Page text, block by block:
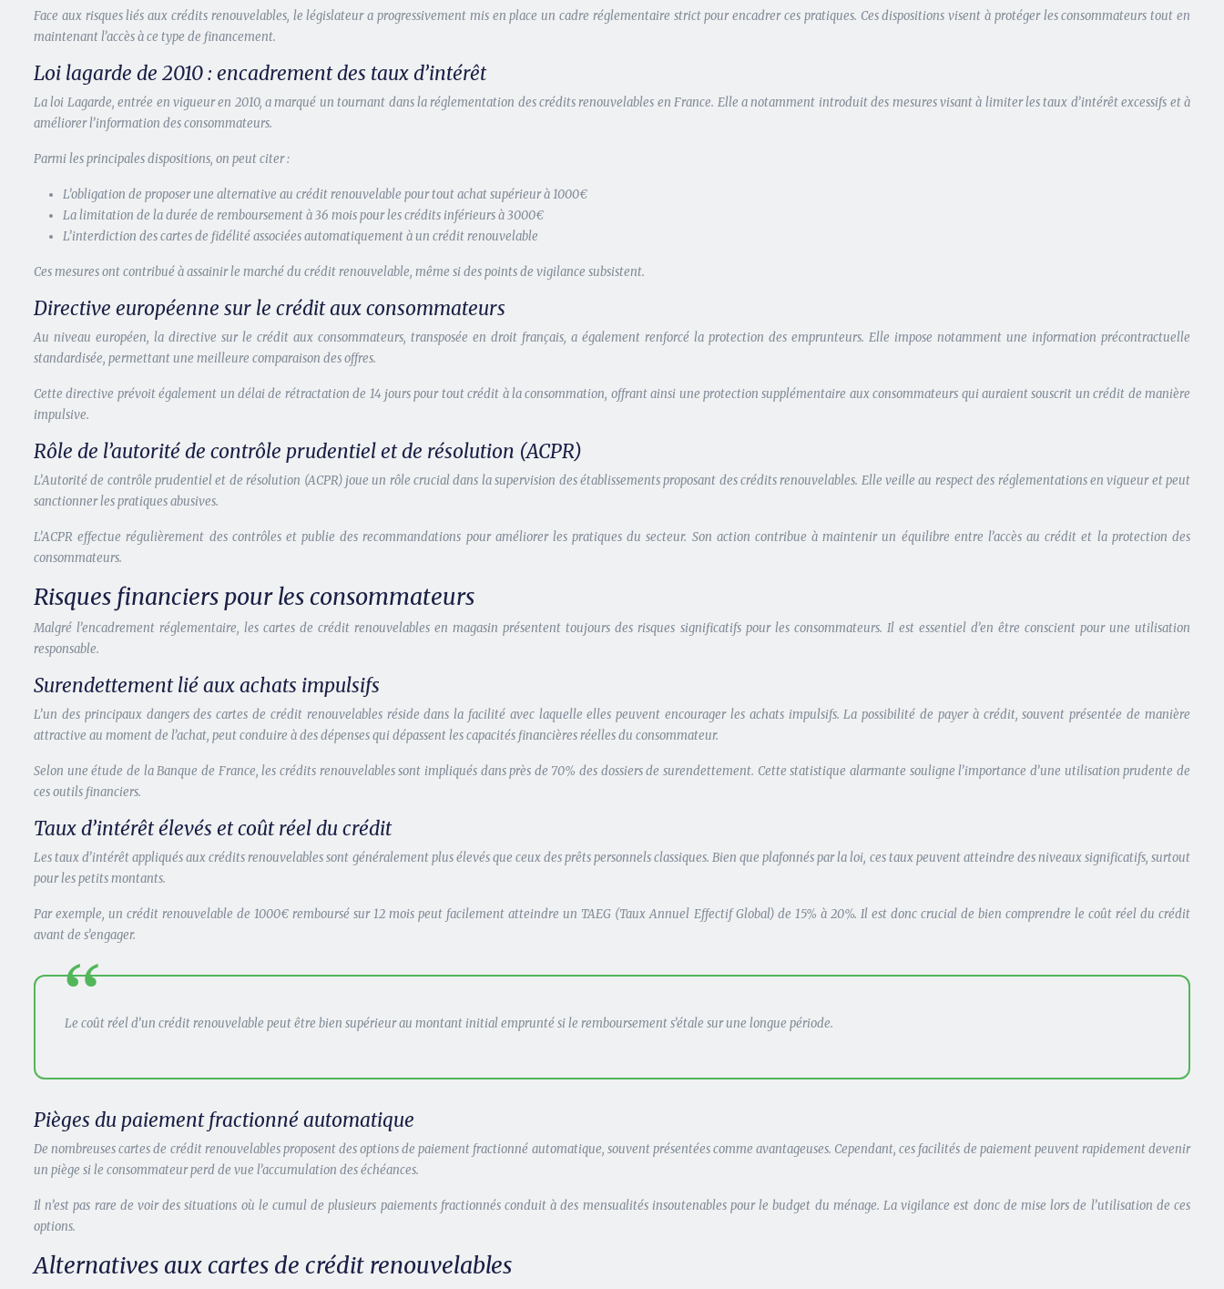
Face aux risques liés aux crédits renouvelables, le législateur a progressivement mis en place un cadre réglementaire strict pour encadrer ces pratiques. Ces dispositions visent à protéger les consommateurs tout en
maintenant l’accès à ce type de financement.
Loi lagarde de 2010 : encadrement des taux d’intérêt
La loi Lagarde, entrée en vigueur en 2010, a marqué un tournant dans la réglementation des crédits renouvelables en France. Elle a notamment introduit des mesures visant à limiter les taux d’intérêt excessifs et à
améliorer l’information des consommateurs.
Parmi les principales dispositions, on peut citer :
L’obligation de proposer une alternative au crédit renouvelable pour tout achat supérieur à 1000€
La limitation de la durée de remboursement à 36 mois pour les crédits inférieurs à 3000€
L’interdiction des cartes de fidélité associées automatiquement à un crédit renouvelable
Ces mesures ont contribué à assainir le marché du crédit renouvelable, même si des points de vigilance subsistent.
Directive européenne sur le crédit aux consommateurs
Au niveau européen, la directive sur le crédit aux consommateurs, transposée en droit français, a également renforcé la protection des emprunteurs. Elle impose notamment une information précontractuelle
standardisée, permettant une meilleure comparaison des offres.
Cette directive prévoit également un délai de rétractation de 14 jours pour tout crédit à la consommation, offrant ainsi une protection supplémentaire aux consommateurs qui auraient souscrit un crédit de manière
impulsive.
Rôle de l’autorité de contrôle prudentiel et de résolution (ACPR)
L’Autorité de contrôle prudentiel et de résolution (ACPR) joue un rôle crucial dans la supervision des établissements proposant des crédits renouvelables. Elle veille au respect des réglementations en vigueur et peut
sanctionner les pratiques abusives.
L’ACPR effectue régulièrement des contrôles et publie des recommandations pour améliorer les pratiques du secteur. Son action contribue à maintenir un équilibre entre l’accès au crédit et la protection des
consommateurs.
Risques financiers pour les consommateurs
Malgré l’encadrement réglementaire, les cartes de crédit renouvelables en magasin présentent toujours des risques significatifs pour les consommateurs. Il est essentiel d’en être conscient pour une utilisation
responsable.
Surendettement lié aux achats impulsifs
L’un des principaux dangers des cartes de crédit renouvelables réside dans la facilité avec laquelle elles peuvent encourager les achats impulsifs. La possibilité de payer à crédit, souvent présentée de manière
attractive au moment de l’achat, peut conduire à des dépenses qui dépassent les capacités financières réelles du consommateur.
Selon une étude de la Banque de France, les crédits renouvelables sont impliqués dans près de 70% des dossiers de surendettement. Cette statistique alarmante souligne l’importance d’une utilisation prudente de
ces outils financiers.
Taux d’intérêt élevés et coût réel du crédit
Les taux d’intérêt appliqués aux crédits renouvelables sont généralement plus élevés que ceux des prêts personnels classiques. Bien que plafonnés par la loi, ces taux peuvent atteindre des niveaux significatifs, surtout
pour les petits montants.
Par exemple, un crédit renouvelable de 1000€ remboursé sur 12 mois peut facilement atteindre un TAEG (Taux Annuel Effectif Global) de 15% à 20%. Il est donc crucial de bien comprendre le coût réel du crédit
avant de s’engager.
Le coût réel d’un crédit renouvelable peut être bien supérieur au montant initial emprunté si le remboursement s’étale sur une longue période.
Pièges du paiement fractionné automatique
De nombreuses cartes de crédit renouvelables proposent des options de paiement fractionné automatique, souvent présentées comme avantageuses. Cependant, ces facilités de paiement peuvent rapidement devenir
un piège si le consommateur perd de vue l’accumulation des échéances.
Il n’est pas rare de voir des situations où le cumul de plusieurs paiements fractionnés conduit à des mensualités insoutenables pour le budget du ménage. La vigilance est donc de mise lors de l’utilisation de ces
options.
Alternatives aux cartes de crédit renouvelables